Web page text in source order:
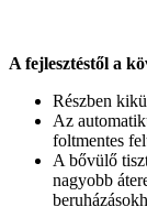
A fejlesztéstől a
Részben
Az
foltmentes
A bővülő
nagyobb